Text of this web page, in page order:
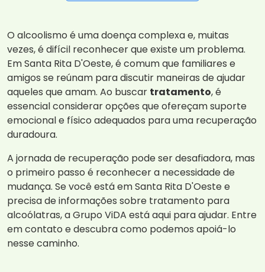
O alcoolismo é uma doença complexa e, muitas
vezes, é difícil reconhecer que existe um problema.
Em Santa Rita D'Oeste, é comum que familiares e
amigos se reúnam para discutir maneiras de ajudar
aqueles que amam. Ao buscar tratamento, é
essencial considerar opções que ofereçam suporte
emocional e físico adequados para uma recuperação
duradoura.
A jornada de recuperação pode ser desafiadora, mas
o primeiro passo é reconhecer a necessidade de
mudança. Se você está em Santa Rita D'Oeste e
precisa de informações sobre tratamento para
alcoólatras, a Grupo ViDA está aqui para ajudar. Entre
em contato e descubra como podemos apoiá-lo
nesse caminho.